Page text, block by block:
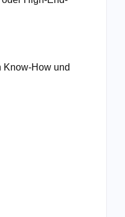
Know-How und